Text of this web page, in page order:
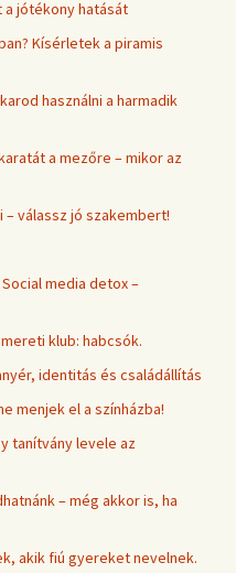
a jótékony hatását
Kísérletek a piramis
használni a harmadik
a mezőre – mikor az
válassz jó szakembert!
media detox –
klub: habcsók.
identitás és családállítás
menjek el a színházba!
tanítvány levele az
– még akkor is, ha
akik fiú gyereket nevelnek.